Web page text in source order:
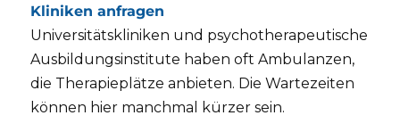
Kliniken anfragen
Universitätskliniken und psychotherapeutische
Ausbildungsinstitute haben oft Ambulanzen,
die Therapieplätze anbieten. Die Wartezeiten
können hier manchmal kürzer sein.